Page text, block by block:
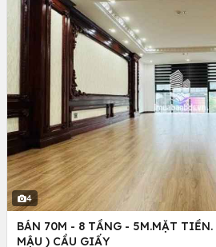
4
BÁN 70M - 8 TẦNG - 5M.MẶT
MẬU ) CẦU GIẤY